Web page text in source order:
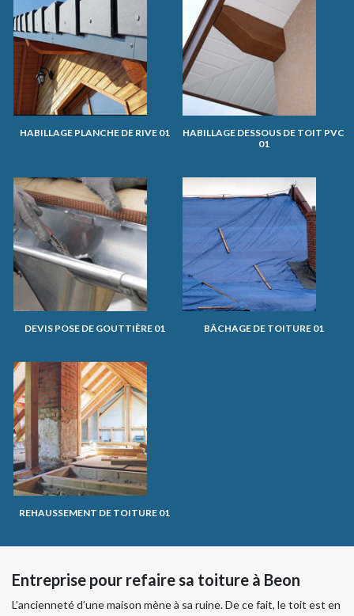
HABILLAGE PLANCHE DE RIVE 01
HABILLAGE DESSOUS DE TOIT PVC
01
DEVIS POSE DE GOUTTIÈRE 01 BÂCHAGE DE TOITURE 01
REHAUSSEMENT DE TOITURE 01
Entreprise pour refaire sa toiture à Beon
L’ancienneté d’une maison mène à sa ruine. De ce fait, le toit est en